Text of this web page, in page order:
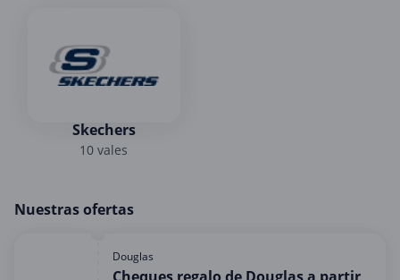
Skechers
10 vales
Nuestras ofertas
Douglas